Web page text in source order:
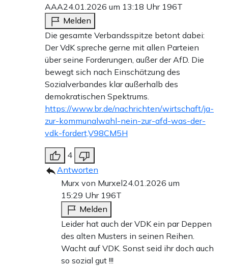
AAA24.01.2026 um 13:18 Uhr 196T
Melden
Die gesamte Verbandsspitze betont dabei:
Der VdK spreche gerne mit allen Parteien
über seine Forderungen, außer der AfD. Die
bewegt sich nach Einschätzung des
Sozialverbandes klar außerhalb des
demokratischen Spektrums.
https://www.br.de/nachrichten/wirtschaft/ja-
zur-kommunalwahl-nein-zur-afd-was-der-
vdk-fordert,V98CM5H
4
Antworten
Murx von Murxel24.01.2026 um
15:29 Uhr 196T
Melden
Leider hat auch der VDK ein par Deppen
des alten Musters in seinen Reihen.
Wacht auf VDK. Sonst seid ihr doch auch
so sozial gut !!!